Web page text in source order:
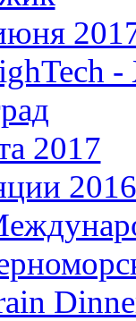
2017
2016